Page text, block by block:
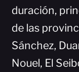
duración,
de las
Sánchez,
Nouel, El